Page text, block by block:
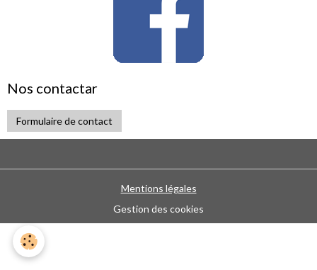
Nos contactar
Formulaire de contact
Mentions légales
Gestion des cookies